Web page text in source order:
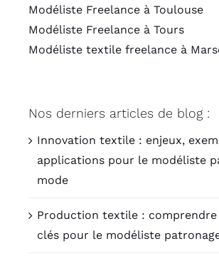
Modéliste Freelance à Toulouse
Modéliste Freelance à Tours
Modéliste textile freelance à
Nos derniers articles de blog :
Innovation textile : enjeux,
applications pour le modéliste
mode
Production textile : comprendre
clés pour le modéliste